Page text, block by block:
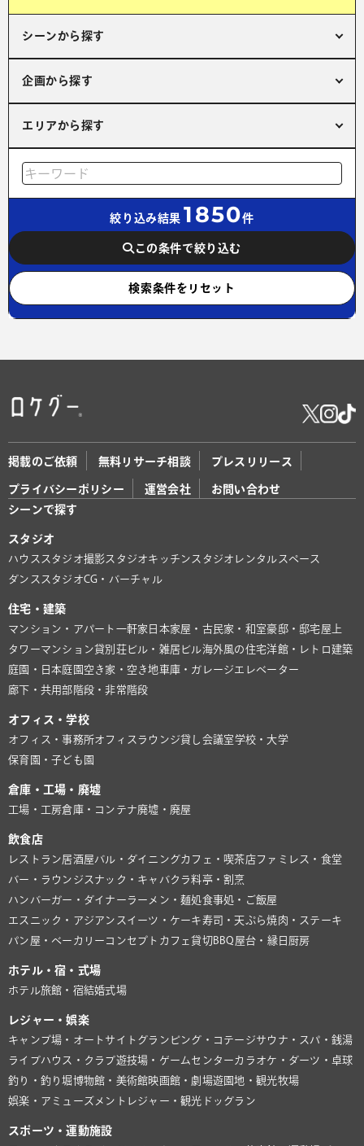
シーンから探す
企画から探す
エリアから探す
絞り込み結果 1850件
この条件で絞り込む
検索条件をリセット
掲載のご依頼 無料リサーチ相談 プレスリリース
プライバシーポリシー 運営会社
お問い合わせ
シーンで探す
スタジオ
ハウススタジオ撮影スタジオキッチンスタジオ レンタルスペース
ダンススタジオCG・バーチャル
住宅・建築
マンション・アパート 一軒家 日本家屋・古民家・和室豪邸・邸宅屋上
タワーマンション貸別荘ビル・雑居ビル海外風の住宅洋館・レトロ建築
庭園・日本庭園 空き家・空き地 車庫・ガレージ エレベーター
廊下・共用部 階段・非常階段
オフィス・学校
オフィス・事務所オフィスラウンジ貸し会議室学校・大学
保育園・子ども園
倉庫・工場・廃墟
工場・工房倉庫・コンテナ廃墟・廃屋
飲食店
レストラン居酒屋バル・ダイニングカフェ・喫茶店ファミレス・食堂
バー・ラウンジ スナック・キャバクラ料亭・割烹
ハンバーガー・ダイナーラーメン・麺処食事処・ご飯屋
エスニック・アジアン スイーツ・ケーキ寿司・天ぷら焼肉・ステーキ
パン屋・ベーカリー コンセプトカフェ貸切BBQ 屋台・縁日 厨房
ホテル・宿・式場
ホテル旅館・宿結婚式場
レジャー・娯楽
キャンプ場・オートサイト グランピング・コテージサウナ・スパ・銭湯
ライブハウス・クラブ遊技場・ゲームセンターカラオケ・ダーツ・卓球
釣り・釣り堀博物館・美術館映画館・劇場遊園地・観光牧場
娯楽・アミューズメント レジャー・観光 ドッグラン
スポーツ・運動施設